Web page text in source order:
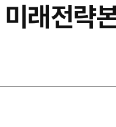
래전략